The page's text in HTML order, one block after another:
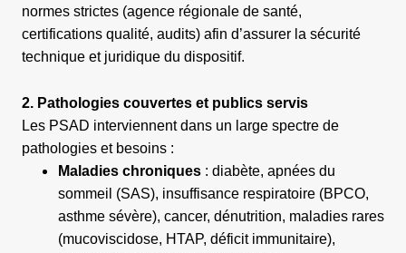
normes strictes (agence régionale de santé,
certifications qualité, audits) afin d’assurer la sécurité
technique et juridique du dispositif.
2. Pathologies couvertes et publics servis
Les PSAD interviennent dans un large spectre de
pathologies et besoins :
Maladies chroniques : diabète, apnées du
sommeil (SAS), insuffisance respiratoire (BPCO,
asthme sévère), cancer, dénutrition, maladies rares
(mucoviscidose, HTAP, déficit immunitaire),